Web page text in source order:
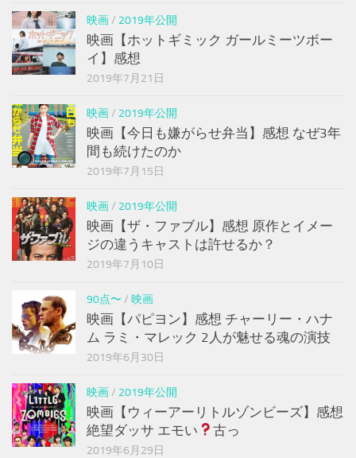
映画/ 2019年公開
映画【ホットギミック ガールミーツボー
イ】感想
2019年7月21日
映画/ 2019年公開
映画【今日も嫌がらせ弁当】感想 なぜ3年
間も続けたのか
2019年7月15日
映画/ 2019年公開
映画【ザ・ファブル】感想 原作とイメー
ジの違うキャストは許せるか？
2019年7月10日
90点〜 / 映画
映画【パピヨン】感想 チャーリー・ハナ
ム ラミ・マレック 2人が魅せる魂の演技
2019年6月30日
映画/ 2019年公開
映画【ウィーアーリトルゾンビーズ】感想
絶望ダッサ エモい
古っ
2019年6月29日